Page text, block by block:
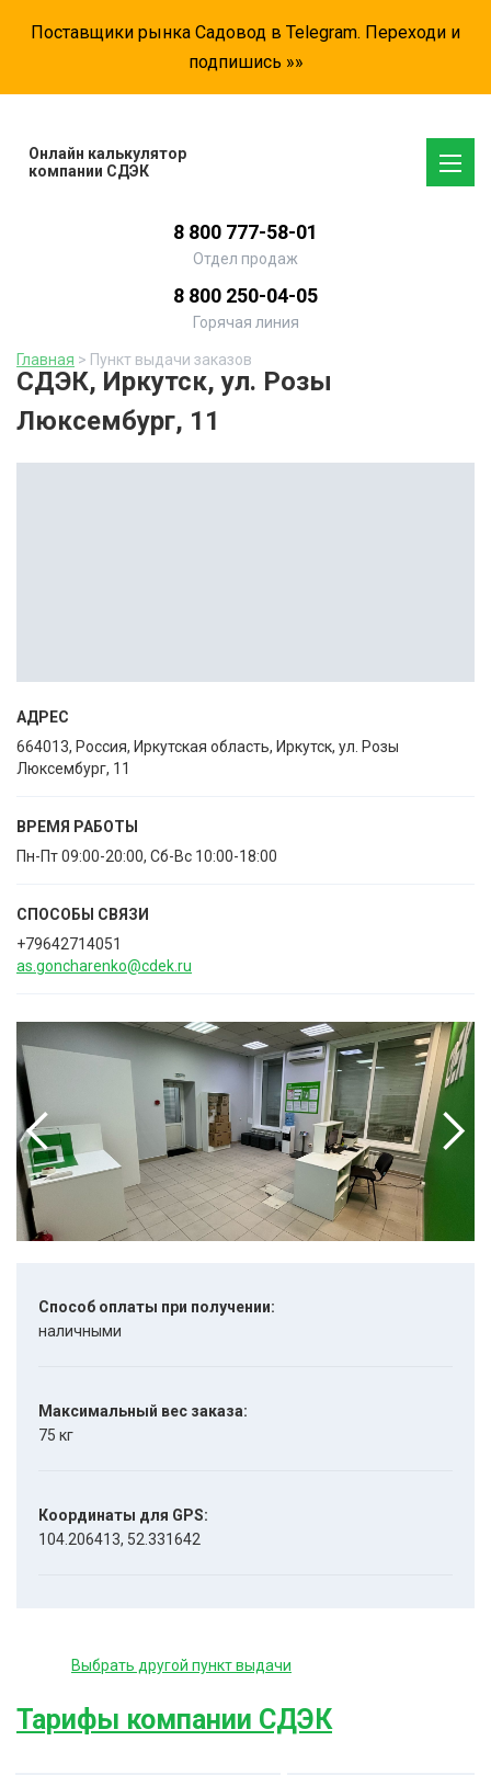
Поставщики рынка Садовод в Telegram. Переходи и
подпишись »»
Онлайн калькулятор
компании СДЭК
8 800 777-58-01
Отдел продаж
8 800 250-04-05
Горячая линия
Главная > Пункт выдачи заказов
СДЭК, Иркутск, ул. Розы
Люксембург, 11
АДРЕС
664013, Россия, Иркутская область, Иркутск, ул. Розы
Люксембург, 11
ВРЕМЯ РАБОТЫ
Пн-Пт 09:00-20:00, Сб-Вс 10:00-18:00
СПОСОБЫ CВЯЗИ
+79642714051
as.goncharenko@cdek.ru
Способ оплаты при получении:
наличными
Максимальный вес заказа:
75 кг
Координаты для GPS:
104.206413, 52.331642
Выбрать другой пункт выдачи
Тарифы компании СДЭК